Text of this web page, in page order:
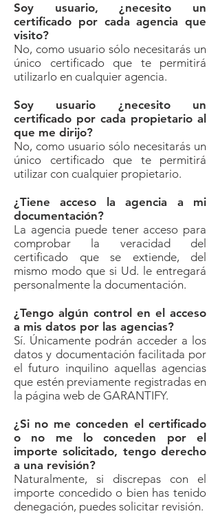
Soy usuario, ¿necesito un
certificado por cada agencia que
visito?
No, como usuario sólo necesitarás un
único certificado que te permitirá
utilizarlo en cualquier agencia.
Soy usuario ¿necesito un
certificado por cada propietario al
que me dirijo?
No, como usuario sólo necesitarás un
único certificado que te permitirá
utilizar con cualquier propietario.
¿Tiene acceso la agencia a mi
documentación?
La agencia puede tener acceso para
comprobar la veracidad del
certificado que se extiende, del
mismo modo que si Ud. le entregará
personalmente la documentación.
¿Tengo algún control en el acceso
a mis datos por las agencias?
Sí. Únicamente podrán acceder a los
datos y documentación facilitada por
el futuro inquilino aquellas agencias
que estén previamente registradas en
la página web de GARANTIFY.
¿Si no me conceden el certificado
o no me lo conceden por el
importe solicitado, tengo derecho
a una revisión?
Naturalmente, si discrepas con el
importe concedido o bien has tenido
denegación, puedes solicitar revisión.